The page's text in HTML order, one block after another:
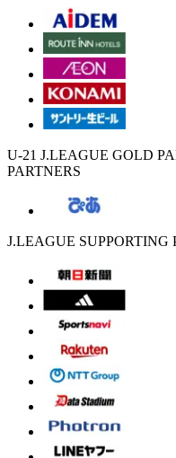
U-21 J.LEAGUE GOLD
PARTNERS
J.LEAGUE SUPPORTING